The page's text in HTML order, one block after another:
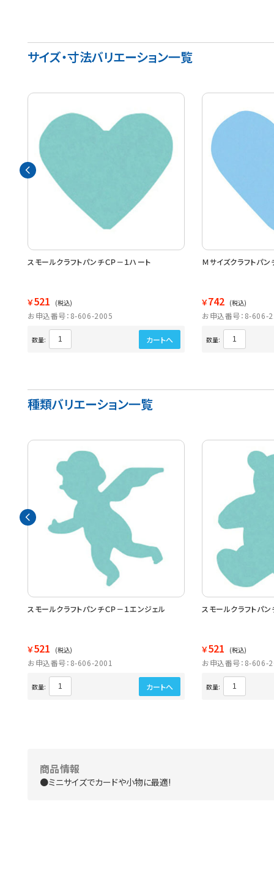
サイズ・寸法バリエーション一覧
スモールクラフトパンチＣＰ－１ハート
￥521 (税込)
お申込番号：8-606-2005
数量: カートへ
Ｍサイズクラフトパン
￥742 (税込)
お申込番号：8-606-
数量:
種類バリエーション一覧
スモールクラフトパンチＣＰ－１エンジェル
￥521 (税込)
お申込番号：8-606-2001
数量: カートへ
スモールクラフトパン
￥521 (税込)
お申込番号：8-606-
数量:
商品情報
●ミニサイズでカードや小物に最適!